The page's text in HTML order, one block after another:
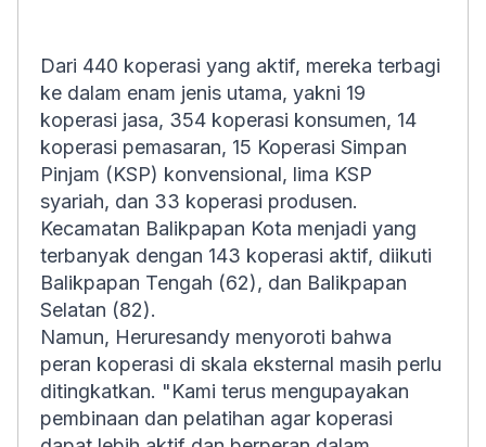
Dari 440 koperasi yang aktif, mereka terbagi
ke dalam enam jenis utama, yakni 19
koperasi jasa, 354 koperasi konsumen, 14
koperasi pemasaran, 15 Koperasi Simpan
Pinjam (KSP) konvensional, lima KSP
syariah, dan 33 koperasi produsen.
Kecamatan Balikpapan Kota menjadi yang
terbanyak dengan 143 koperasi aktif, diikuti
Balikpapan Tengah (62), dan Balikpapan
Selatan (82).
Namun, Heruresandy menyoroti bahwa
peran koperasi di skala eksternal masih perlu
ditingkatkan. "Kami terus mengupayakan
pembinaan dan pelatihan agar koperasi